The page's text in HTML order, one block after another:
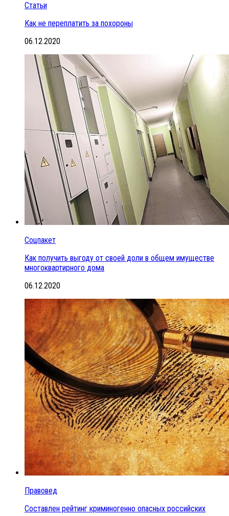
Статьи
Как не переплатить за похороны
06.12.2020
Соцпакет
Как получить выгоду от своей доли в общем имуществе
многоквартирного дома
06.12.2020
Правовед
Составлен рейтинг криминогенно опасных российских